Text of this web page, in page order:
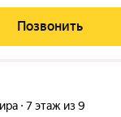
вашего будущего
вид на
Позвонить
7 этаж из 9